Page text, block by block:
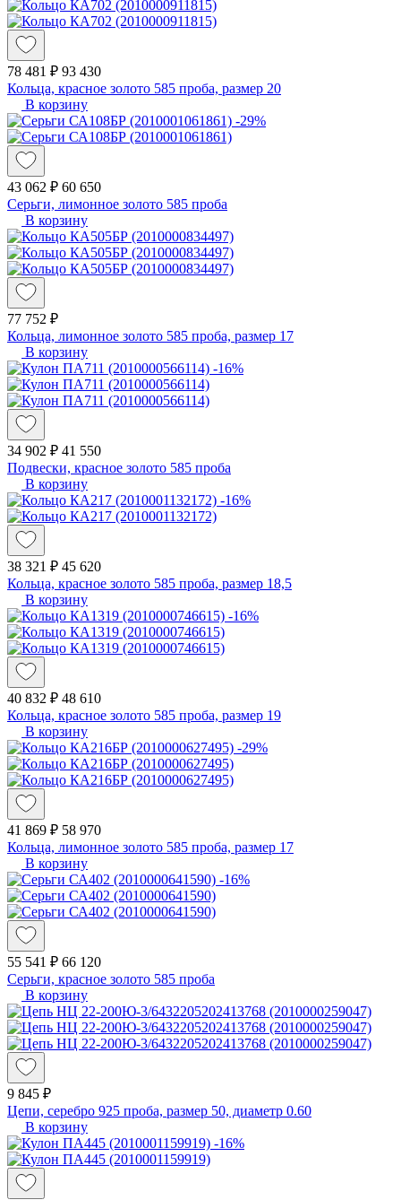
78 481 ₽ 93 430
Кольца, красное золото 585 проба, размер 20
В корзину
-29%
43 062 ₽ 60 650
Серьги, лимонное золото 585 проба
В корзину
77 752 ₽
Кольца, лимонное золото 585 проба, размер 17
В корзину
-16%
34 902 ₽ 41 550
Подвески, красное золото 585 проба
В корзину
-16%
38 321 ₽ 45 620
Кольца, красное золото 585 проба, размер 18,5
В корзину
-16%
40 832 ₽ 48 610
Кольца, красное золото 585 проба, размер 19
В корзину
-29%
41 869 ₽ 58 970
Кольца, лимонное золото 585 проба, размер 17
В корзину
-16%
55 541 ₽ 66 120
Серьги, красное золото 585 проба
В корзину
9 845 ₽
Цепи, серебро 925 проба, размер 50, диаметр 0.60
В корзину
-16%